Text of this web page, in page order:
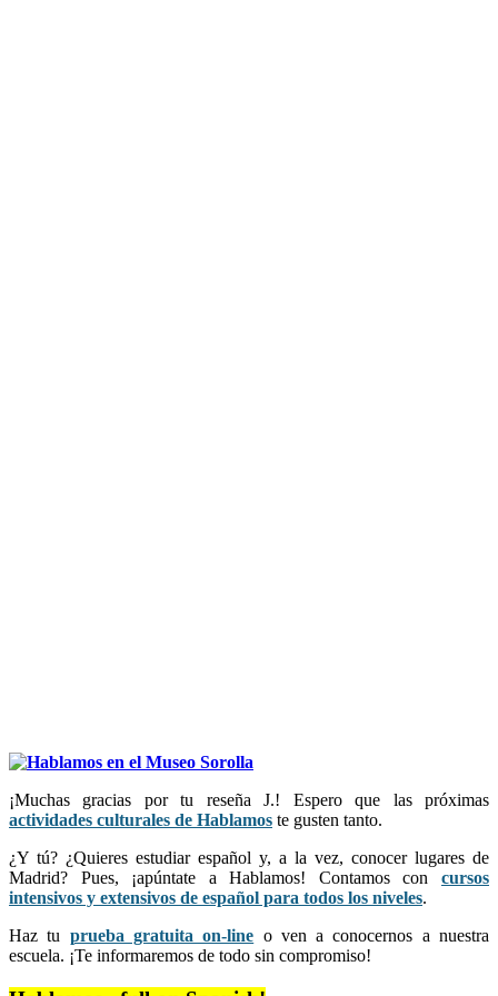
¡Muchas gracias por tu reseña J.! Espero que las próximas
actividades culturales de Hablamos te gusten tanto.
¿Y tú? ¿Quieres estudiar español y, a la vez, conocer lugares de
Madrid? Pues, ¡apúntate a Hablamos! Contamos con cursos
intensivos y extensivos de español para todos los niveles.
Haz tu prueba gratuita on-line o ven a conocernos a nuestra
escuela. ¡Te informaremos de todo sin compromiso!